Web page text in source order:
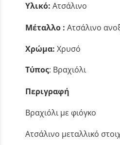
Υλικό: Ατσάλινο
Μέταλλο : Ατσάλινο
Χρώμα: Χρυσό
Τύπος: Βραχιόλι
Περιγραφή
Βραχιόλι με φιόγκο
Ατσάλινο μεταλλικό